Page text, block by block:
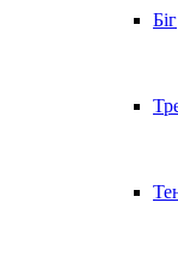
Біг